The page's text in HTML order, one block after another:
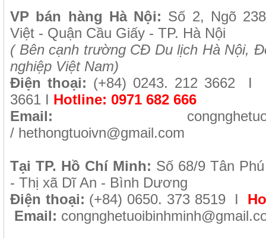
VP bán hàng Hà Nội: Số 2, Ngõ
Việt - Quận Cầu Giấy - TP. Hà Nội
( Bên cạnh trường CĐ Du lịch Hà Nội,
nghiệp Việt Nam)
Điện thoại: (+84) 0243. 212 3662 I
3661 I Hotline: 0971 682 666
Email:
/ hethongtuoivn@gmail.com
Tại TP. Hồ Chí Minh: Số 68/9 Tân
- Thị xã Dĩ An - Bình Dương
Điện thoại: (+84) 0650. 373 8519 I
Email: